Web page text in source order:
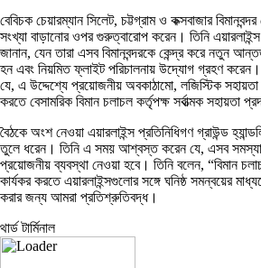
বেবিচক চেয়ারম্যান সিলেট, চট্টগ্রাম ও কক্সবাজার
সংখ্যা বাড়ানোর ওপর গুরুত্বারোপ করেন। তিনি
জানান, যেন তারা এসব বিমানবন্দরকে কেন্দ্র করে নতুন
হন এবং নিয়মিত ফ্লাইট পরিচালনায় উদ্যোগ গ্রহণ
যে, এ উদ্দেশ্যে প্রয়োজনীয় অবকাঠামো, লজিস্টিক সহায়তা
করতে বেসামরিক বিমান চলাচল কর্তৃপক্ষ সর্বাত্মক সহায়তা
বৈঠকে অংশ নেওয়া এয়ারলাইন্স প্রতিনিধিগণ গ্রাউন্ড
তুলে ধরেন। তিনি এ সময় আশ্বস্ত করেন যে, এসব
প্রয়োজনীয় ব্যবস্থা নেওয়া হবে। তিনি বলেন, “বিমান
কার্যকর করতে এয়ারলাইন্সগুলোর সঙ্গে ঘনিষ্ঠ সমন্বয়ের
করার জন্য আমরা প্রতিশ্রুতিবদ্ধ।
থার্ড টার্মিনাল